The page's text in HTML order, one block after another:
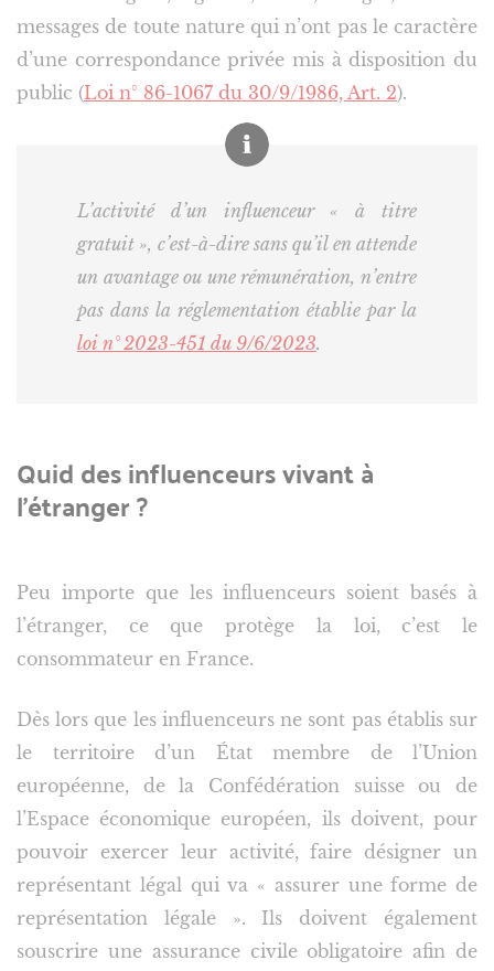
messages de toute nature qui n’ont pas le caractère
d’une correspondance privée mis à disposition du
public (Loi n° 86-1067 du 30/9/1986, Art. 2).
L’activité d’un influenceur « à titre
gratuit », c’est-à-dire sans qu’il en attende
un avantage ou une rémunération, n’entre
pas dans la réglementation établie par la
loi n° 2023-451 du 9/6/2023.
Quid des influenceurs vivant à
l’étranger ?
Peu importe que les influenceurs soient basés à
l’étranger, ce que protège la loi, c’est le
consommateur en France.
Dès lors que les influenceurs ne sont pas établis sur
le territoire d’un État membre de l’Union
européenne, de la Confédération suisse ou de
l’Espace économique européen, ils doivent, pour
pouvoir exercer leur activité, faire désigner un
représentant légal qui va « assurer une forme de
représentation légale ». Ils doivent également
souscrire une assurance civile obligatoire afin de